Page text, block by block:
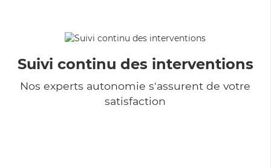
Suivi continu des interventions
Nos experts autonomie s'assurent de votre
satisfaction